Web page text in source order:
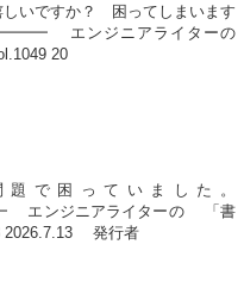
しいですか？ 困ってしまいます
エンジニアライターの
20
で困っていました。
ニアライターの 「書
2026.7.13 発行者